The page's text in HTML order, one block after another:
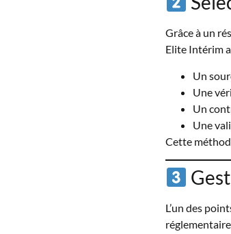
Grâce à un
Elite Intérim
Un
Une
Un
Une
Cette
L’un des